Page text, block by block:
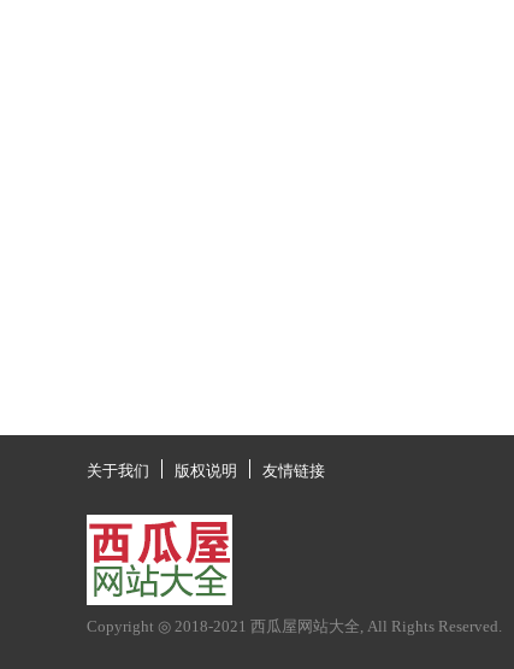
关于我们 版权说明 友情链接
Copyright ◎ 2018-2021 西瓜屋网站大全, All Rights Reserved.